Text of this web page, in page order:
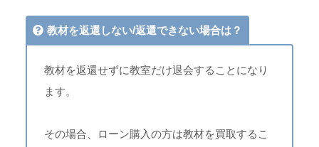
教材を返還しない/返還できない場合は？
教材を返還せずに教室だけ退会することになり
ます。
その場合、ローン購入の方は教材を買取するこ